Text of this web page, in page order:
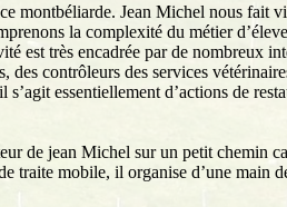
montbéliarde. Jean Michel nous fait
la complexité du métier
est très encadrée par de nombreux
des contrôleurs des services
essentiellement d’actions de
de jean Michel sur un petit chemin
traite mobile, il organise d’une main